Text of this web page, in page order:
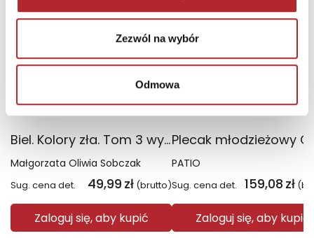
Zezwól na wybór
Odmowa
Biel. Kolory zła. Tom 3 wyd. 2025
Małgorzata Oliwia Sobczak
Sug. cena det. 49,99 zł (brutto)
Zaloguj się, aby kupić
PATIO
Sug. cena det. 159,08 zł
Zaloguj się, aby kupić